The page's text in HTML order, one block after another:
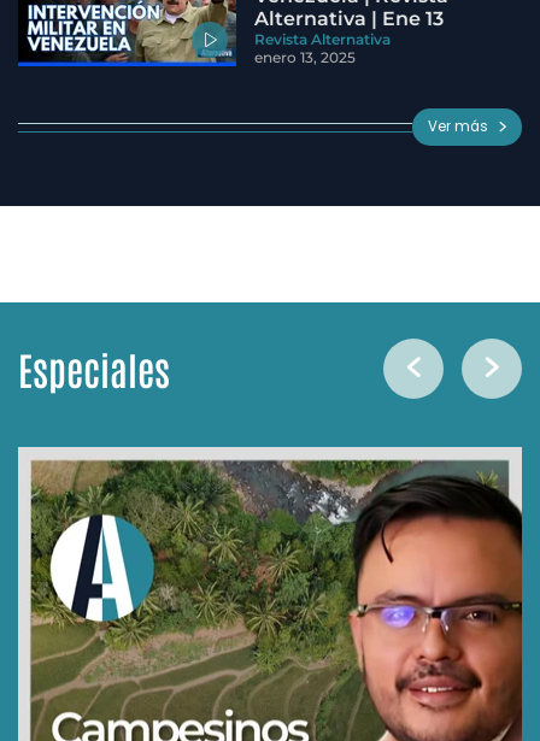
Alternativa | Ene 13
Revista Alternativa
enero 13, 2025
Ver más
Especiales